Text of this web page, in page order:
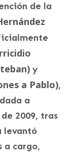
de la
y
a Pablo),
a
2009, tras
levantó
a cargo,